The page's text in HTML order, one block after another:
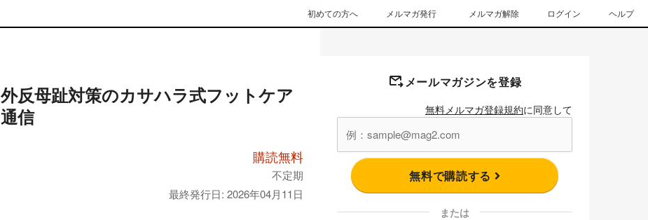
初めての方へ メルマガ発行 メルマガ解除 ログイン ヘルプ
外反母趾対策のカサハラ式フットケア
通信
購読無料
不定期
最終発行日: 2026年04月11日
メールマガジンを登録
無料メルマガ登録規約に同意して
無料で購読する
または